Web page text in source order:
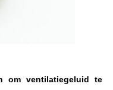
om ventilatiegeluid te